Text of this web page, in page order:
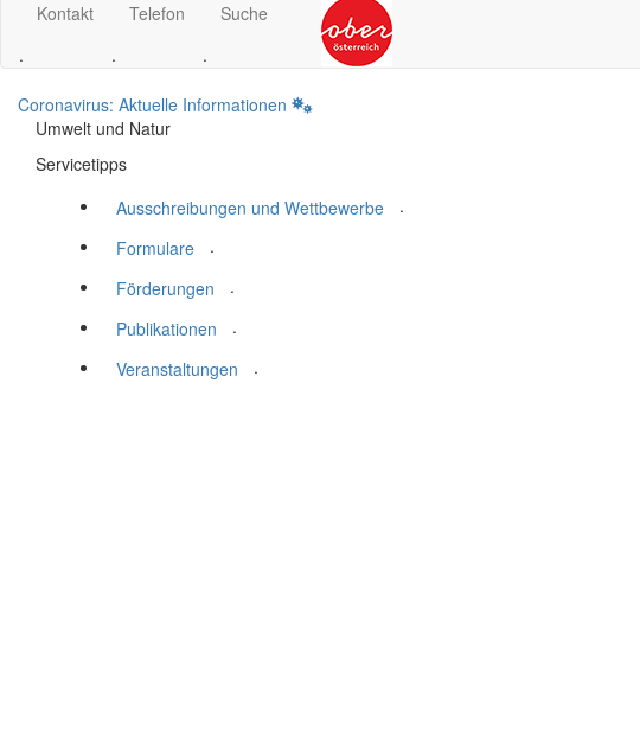
Kontakt
.
Telefon
.
Suche
.
Coronavirus: Aktuelle Informationen
Umwelt und Natur
Servicetipps
Ausschreibungen und Wettbewerbe
.
Formulare
.
Förderungen
.
Publikationen
.
Veranstaltungen
.